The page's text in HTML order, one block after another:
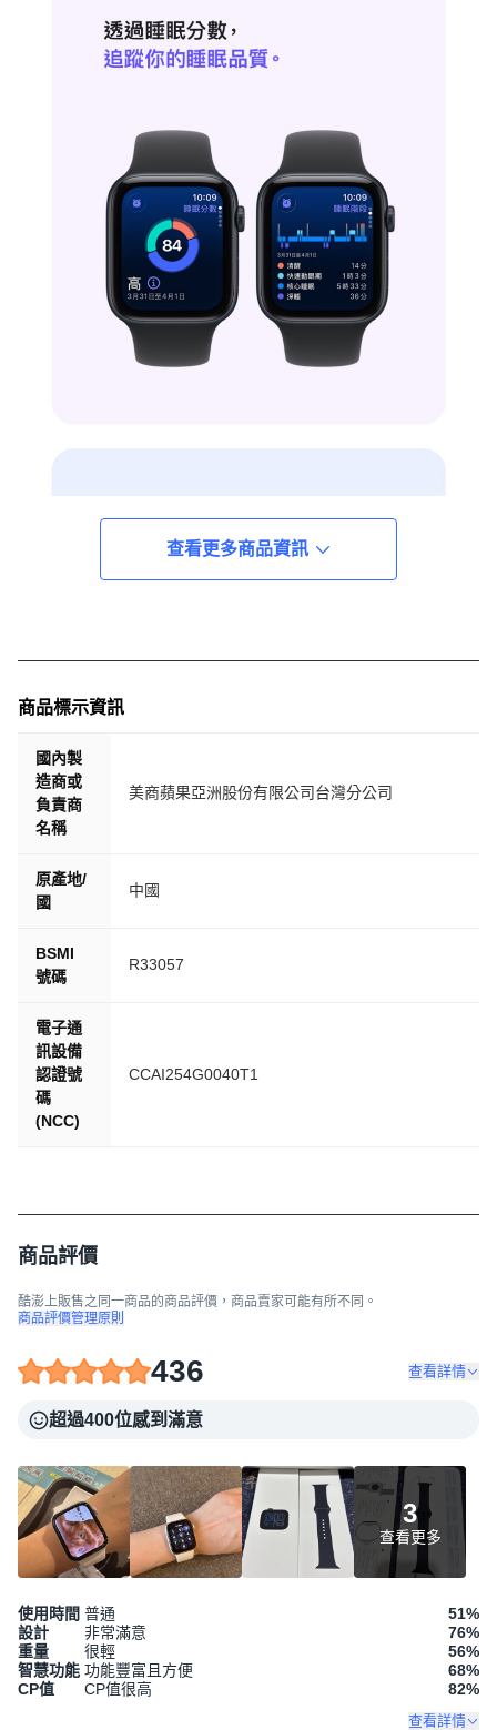
查看更多商品資訊
商品標示資訊
國內製
造商或
負責商
名稱
美商蘋果亞洲股份有限公司台灣分公司
原產地/
國
中國
BSMI
號碼
R33057
電子通
訊設備
認證號
碼
(NCC)
CCAI254G0040T1
商品評價
酷澎上販售之同一商品的商品評價，商品賣家可能有所不同。
商品評價管理原則
436 查看詳情
超過400位感到滿意
3
查看更多
使用時間 普通 51%
設計
非常滿意 76%
重量
很輕 56%
智慧功能 功能豐富且方便 68%
CP值
CP值很高 82%
查看詳情